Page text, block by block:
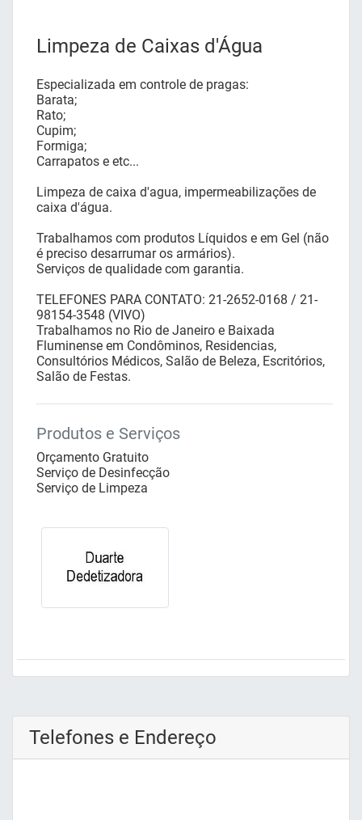
Limpeza de Caixas d'Água
Especializada em controle de pragas:
Barata;
Rato;
Cupim;
Formiga;
Carrapatos e etc...
Limpeza de caixa d'agua, impermeabilizações de
caixa d'água.
Trabalhamos com produtos Líquidos e em Gel (não
é preciso desarrumar os armários).
Serviços de qualidade com garantia.
TELEFONES PARA CONTATO: 21-2652-0168 / 21-
98154-3548 (VIVO)
Trabalhamos no Rio de Janeiro e Baixada
Fluminense em Condôminos, Residencias,
Consultórios Médicos, Salão de Beleza, Escritórios,
Salão de Festas.
Produtos e Serviços
Orçamento Gratuito
Serviço de Desinfecção
Serviço de Limpeza
Telefones e Endereço